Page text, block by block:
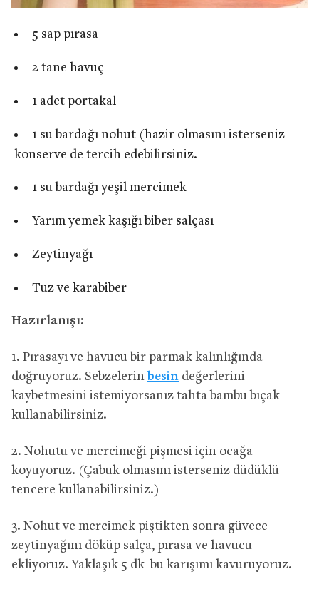
5 sap pırasa
2 tane havuç
1 adet portakal
1 su bardağı nohut (hazir olmasını isterseniz
konserve de tercih edebilirsiniz.
1 su bardağı yeşil mercimek
Yarım yemek kaşığı biber salçası
Zeytinyağı
Tuz ve karabiber
Hazırlanışı:
1. Pırasayı ve havucu bir parmak kalınlığında
doğruyoruz. Sebzelerin besin değerlerini
kaybetmesini istemiyorsanız tahta bambu bıçak
kullanabilirsiniz.
2. Nohutu ve mercimeği pişmesi için ocağa
koyuyoruz. (Çabuk olmasını isterseniz düdüklü
tencere kullanabilirsiniz.)
3. Nohut ve mercimek piştikten sonra güvece
zeytinyağını döküp salça, pırasa ve havucu
ekliyoruz. Yaklaşık 5 dk bu karışımı kavuruyoruz.